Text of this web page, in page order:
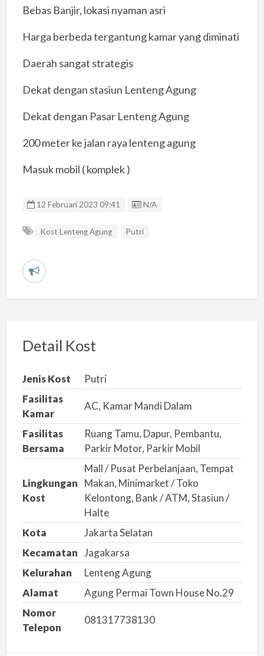
Bebas Banjir, lokasi nyaman asri
Harga berbeda tergantung kamar yang diminati
Daerah sangat strategis
Dekat dengan stasiun Lenteng Agung
Dekat dengan Pasar Lenteng Agung
200 meter ke jalan raya lenteng agung
Masuk mobil ( komplek )
12 Februari 2023 09:41 Listing ID
N/A
Kost Lenteng Agung Putri
L
r
n
m
a
s
a
a
h
Detail Kost
Jenis Kost
Putri
Fasilitas
Kamar
AC, Kamar Mandi Dalam
Fasilitas
Bersama
Ruang Tamu, Dapur, Pembantu,
Parkir Motor, Parkir Mobil
Lingkungan
Kost
Mall / Pusat Perbelanjaan, Tempat
Makan, Minimarket / Toko
Kelontong, Bank / ATM, Stasiun /
Halte
Kota
Jakarta Selatan
Kecamatan Jagakarsa
Kelurahan
Lenteng Agung
Alamat
Agung Permai Town House No.29
Nomor
Telepon
081317738130